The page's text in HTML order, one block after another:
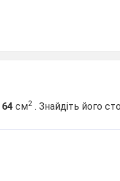
64 см2 . Знайдіть його